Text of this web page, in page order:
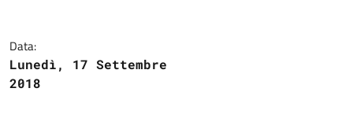
Data:
Lunedì, 17 Settembre
2018